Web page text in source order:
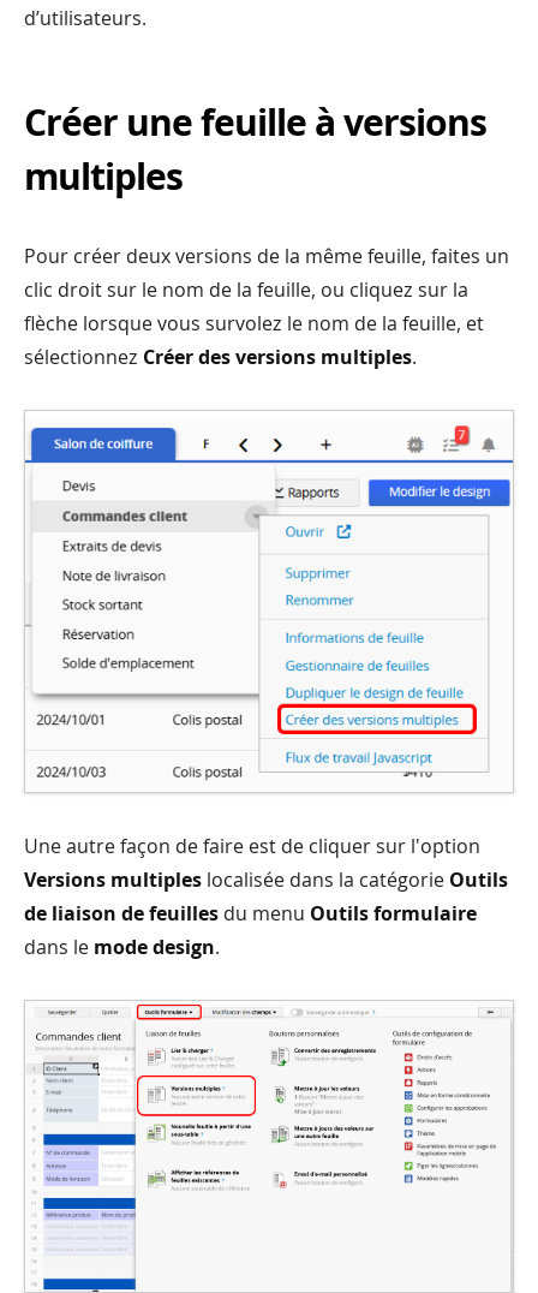
d’utilisateurs.
Créer une feuille à versions
multiples
Pour créer deux versions de la même feuille, faites un
clic droit sur le nom de la feuille, ou cliquez sur la
flèche lorsque vous survolez le nom de la feuille, et
sélectionnez Créer des versions multiples.
Une autre façon de faire est de cliquer sur l'option
Versions multiples localisée dans la catégorie Outils
de liaison de feuilles du menu Outils formulaire
dans le mode design.